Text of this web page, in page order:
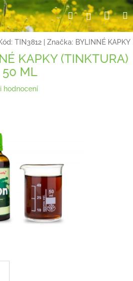
HledatPřihlášení
TIN3812 Značka: BYLINNÉ KAPKY
KAPKY (TINKTURA)
50 ML
hodnocení